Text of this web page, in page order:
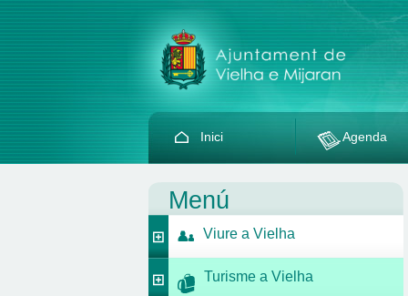
Inici Agenda
Menú
Viure a Vielha
Turisme a Vielha